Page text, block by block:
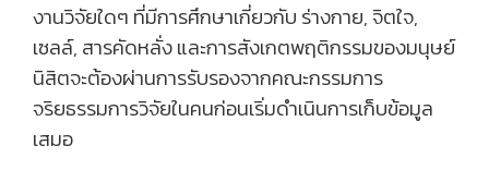
งานวิจัยใดๆ ที่มีการศึกษาเกี่ยวกับ ร่างกาย, จิตใจ,
เซลล์, สารคัดหลั่ง และการสังเกตพฤติกรรมของมนุษย์
นิสิตจะต้องผ่านการรับรองจากคณะกรรมการ
จริยธรรมการวิจัยในคนก่อนเริ่มดำเนินการเก็บข้อมูล
เสมอ